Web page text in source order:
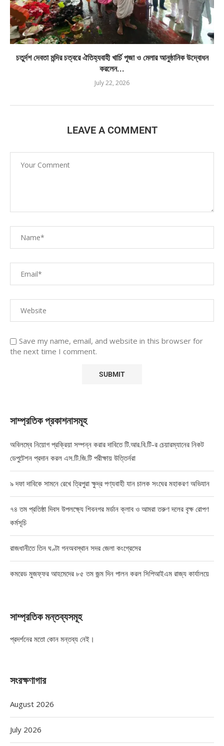
চতুর্দশ দেবতা মন্দির চত্বরে ঐতিহ্যবাহী খার্চি পূজা ও মেলার আনুষ্ঠানিক উদ্বোধন
করলেন...
July 22, 2026
LEAVE A COMMENT
Save my name, email, and website in this browser for
the next time I comment.
সাম্প্রতিক প্রকাশনাসমূহ
অবিলম্বে নিয়োগ প্রক্রিয়া সম্পন্ন করার দাবিতে টি.আর.বি.টি-র চেয়ারম্যানের নিকট
ডেপুটেশন প্রদান করল এস.টি.জি.টি পরীক্ষায় উত্তির্নরা
৯ দফা দাবিকে সামনে রেখে ত্রিপুরা ক্ষুদ্র পণ্যবাহী যান চালক সংঘের মহাকরণ অভিযান
৭৪ তম প্রতিষ্ঠা দিবস উপলক্ষ্যে শিবনগর মর্ডান ক্লাব ও আমরা তরুণ দলের বৃক্ষ রোপণ
কর্মসূচি
রাজধানীতে তিন ঘণ্টা গনঅবস্থান সদর জেলা কংগ্রেসের
কমরেড মুজফ্ফর আহমেদের ৮৫ তম জন্ম দিন পালন করল সিপিআইএম রাজ্য কার্যালয়ে
সাম্প্রতিক মন্তব্যসমূহ
প্রদর্শনের মতো কোন মন্তব্য নেই।
সংরক্ষণাগার
August 2026
July 2026